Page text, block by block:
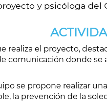
y psicóloga del
realiza el proyecto,
comunicación donde
se propone realizar
la prevención de la